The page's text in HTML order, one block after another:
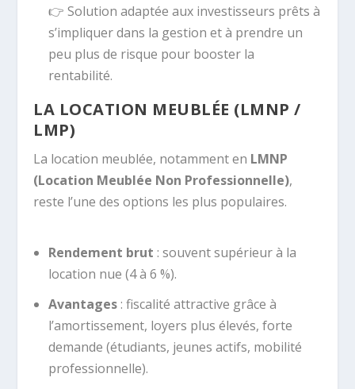
👉 Solution adaptée aux investisseurs prêts à
s’impliquer dans la gestion et à prendre un
peu plus de risque pour booster la
rentabilité.
LA LOCATION MEUBLÉE (LMNP /
LMP)
La location meublée, notamment en LMNP
(Location Meublée Non Professionnelle),
reste l’une des options les plus populaires.
Rendement brut : souvent supérieur à la
location nue (4 à 6 %).
Avantages: fiscalité attractive grâce à
l’amortissement, loyers plus élevés, forte
demande (étudiants, jeunes actifs, mobilité
professionnelle).